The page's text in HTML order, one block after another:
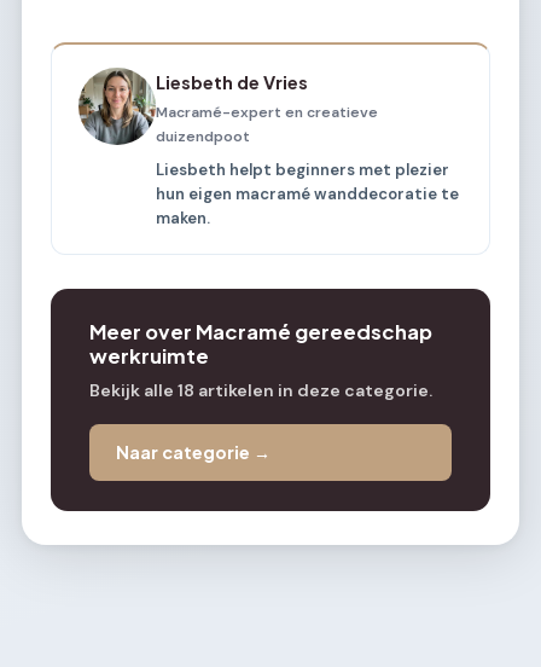
Liesbeth de Vries
Macramé-expert en creatieve
duizendpoot
Liesbeth helpt beginners met plezier
hun eigen macramé wanddecoratie te
maken.
Meer over Macramé gereedschap
werkruimte
Bekijk alle 18 artikelen in deze categorie.
Naar categorie →